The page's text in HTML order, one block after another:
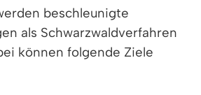
beschleunigte
als Schwarzwaldverfahren
können folgende Ziele